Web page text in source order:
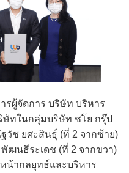
รผู้จัดการ บริษัท บริหาร
ษัทในกลุ่มบริษัท ชโย กรุ๊ป
วัช ยศะสินธุ์ (ที่ 2 จากซ้าย)
ฒนธีระเดช (ที่ 2 จากขวา)
น้ากลยุทธ์และบริหาร